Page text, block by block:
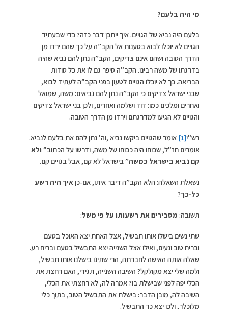
מי היה בלעם?
בלעם היה נביא של הגויים. איך ייתכן דבר כזה? כדי שבעתיד
הגויים לא יוכלו לבוא בטענות אל הקב”ה על כך שהם ירדו מן
הדרך הטובה ושהם אינם צדיקים, הקב”ה נתן להם נביא שהיה
בדרגתו של משה רבינו. הקב”ה סיפר גם לו את כל סודות
הבריאה. כך לא יוכלו הגויים לטעון בפני הקב”ה לעתיד לבוא,
שבני ישראל צדיקים כי הקב”ה נתן להם נביאים: משה, שמואל
ואחרים ומלכים כמו: דוד ושלמה ואחרים, ולכן בני ישראל צדיקים
והגויים לא הגיעו למדרגתם וירדו מן הדרך הטובה.
רש”י[1]
אומר שהגויים ביקשו נביא ,וה’ נתן להם את בלעם לנביא.
אומרים חז”ל, שכוחו היה ככוחו של משה, ודרשו על הכתוב” ולא
קם נביא בישראל כמשה” בישראל לא קם, אבל בגויים קם.
נשאלת השאלה: הלא הקב”ה דיבר איתו, אם-כןאיך היה רשע
כל-כך?
תשובה: מסבירים את רשעותו על פי משל:
שתי נשים בישלו אותו תבשיל, אצל האחת יצא האוכל בטעם
ובריח טוב ונעים, ואילו אצל השנייה יצא התבשיל בטעם ובריח רע.
שאלה אותה האישה לחברתה, הרי שתינו בישלנו אותו תבשיל,
ולמה שלי יצא מקולקל? השיבה השנייה, תגידי, האם רחצת את
הכלי יפה לפני שבישלת בו? אמרה לה, לא רחצתי את הכלי,
השיבה לה, מובן הדבר: בישלת את התבשיל הטוב, בתוך כלי
מלוכלך, ולכן יצא כך התבשיל.